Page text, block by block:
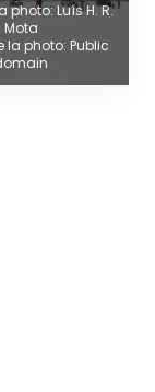
photo: Luís H. R.
Mota
la photo: Public